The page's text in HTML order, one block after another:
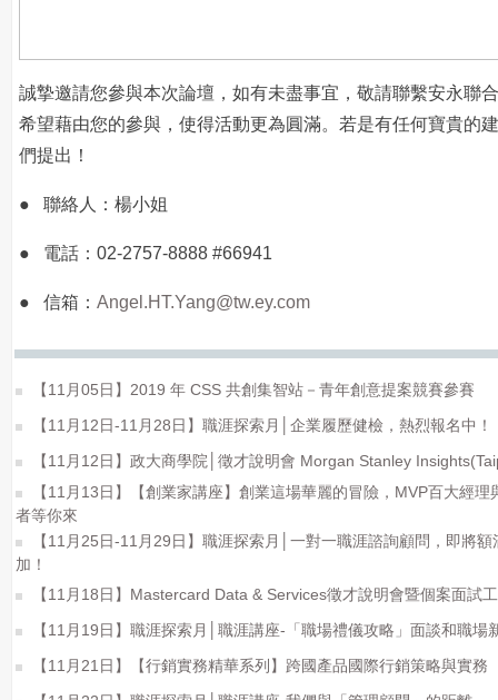
誠摯邀請您參與本次論壇，如有未盡事宜，敬請聯繫安永聯
希望藉由您的參與，使得活動更為圓滿。若是有任何寶貴的
們提出！
● 聯絡人：楊小姐
● 電話：02-2757-8888 #66941
● 信箱： Angel.HT.Yang@tw.ey.com
【11月05日】2019 年 CSS 共創集智站－青年創意提案競賽參賽
【11月12日-11月28日】職涯探索月│企業履歷健檢，熱烈報名中！
【11月12日】政大商學院│徵才說明會 Morgan Stanley
【11月13日】【創業家講座】創業這場華麗的冒險，MVP百大經理
者等你來
【11月25日-11月29日】職涯探索月│一對一職涯諮詢顧問，即將
加！
【11月18日】Mastercard Data & Services徵才說明會暨個案面試
【11月19日】職涯探索月│職涯講座-「職場禮儀攻略」面談和職場
【11月21日】【行銷實務精華系列】跨國產品國際行銷策略與實務